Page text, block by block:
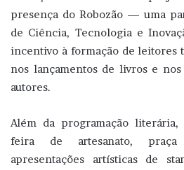
presença do Robozão — uma
de Ciência, Tecnologia e
incentivo à formação de leitores
nos lançamentos de livros e
autores.
Além da programação
feira de artesanato,
apresentações artísticas de